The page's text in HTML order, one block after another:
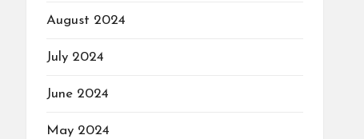
August 2024
July 2024
June 2024
May 2024